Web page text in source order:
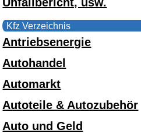
Kfz Verzeichnis
Antriebsenergie
Autohandel
Automarkt
Autoteile & Autozubehör
Auto und Geld